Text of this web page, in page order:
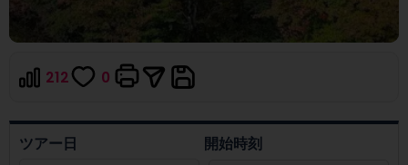
212 0
ツアー日 開始時刻